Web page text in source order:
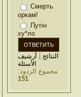
Смерть
оркам!
Путін
ху*ло
النتائج | أرشيف
الأسئلة
مجموع الردود:
151